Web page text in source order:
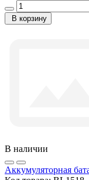
В корзину
В наличии
Аккумуляторная